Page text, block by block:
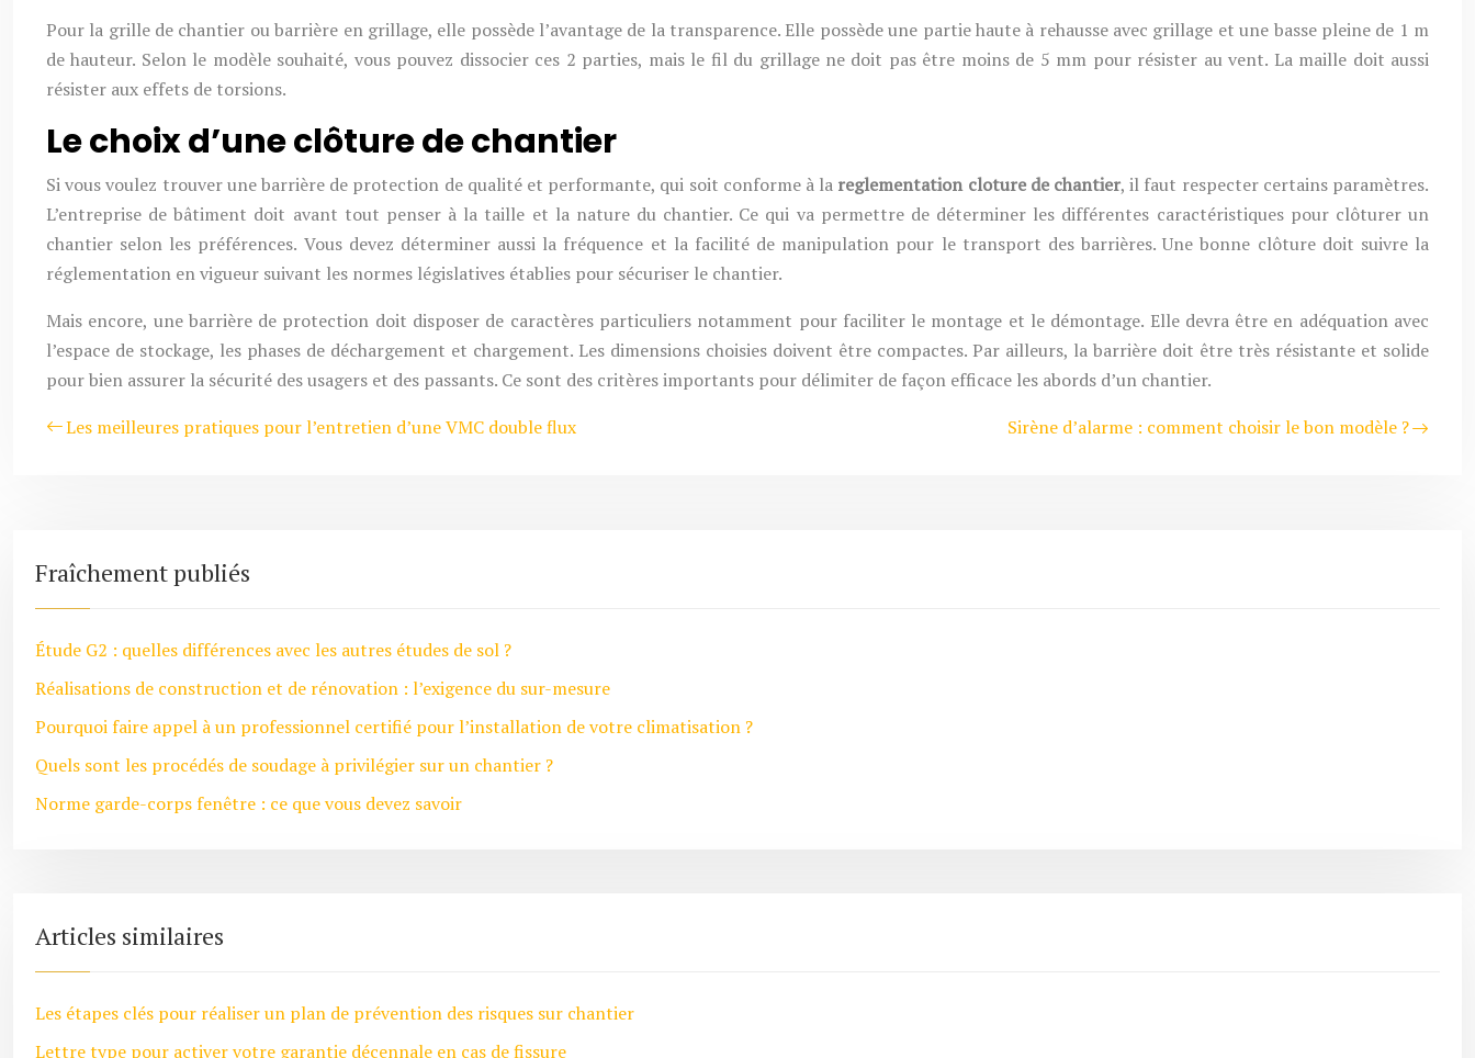
Pour la grille de chantier ou barrière en grillage, elle possède l’avantage de la transparence. Elle possède une partie haute à rehausse avec grillage et une basse pleine de 1 m
de hauteur. Selon le modèle souhaité, vous pouvez dissocier ces 2 parties, mais le fil du grillage ne doit pas être moins de 5 mm pour résister au vent. La maille doit aussi
résister aux effets de torsions.
Le choix d’une clôture de chantier
Si vous voulez trouver une barrière de protection de qualité et performante, qui soit conforme à la reglementation cloture de chantier, il faut respecter certains paramètres.
L’entreprise de bâtiment doit avant tout penser à la taille et la nature du chantier. Ce qui va permettre de déterminer les différentes caractéristiques pour clôturer un
chantier selon les préférences. Vous devez déterminer aussi la fréquence et la facilité de manipulation pour le transport des barrières. Une bonne clôture doit suivre la
réglementation en vigueur suivant les normes législatives établies pour sécuriser le chantier.
Mais encore, une barrière de protection doit disposer de caractères particuliers notamment pour faciliter le montage et le démontage. Elle devra être en adéquation avec
l’espace de stockage, les phases de déchargement et chargement. Les dimensions choisies doivent être compactes. Par ailleurs, la barrière doit être très résistante et solide
pour bien assurer la sécurité des usagers et des passants. Ce sont des critères importants pour délimiter de façon efficace les abords d’un chantier.
Les meilleures pratiques pour l’entretien d’une VMC double flux
Sirène d’alarme : comment choisir le bon modèle ?
Fraîchement publiés
Étude G2 : quelles différences avec les autres études de sol ?
Réalisations de construction et de rénovation : l’exigence du sur-mesure
Pourquoi faire appel à un professionnel certifié pour l’installation de votre climatisation ?
Quels sont les procédés de soudage à privilégier sur un chantier ?
Norme garde-corps fenêtre : ce que vous devez savoir
Articles similaires
Les étapes clés pour réaliser un plan de prévention des risques sur chantier
Lettre type pour activer votre garantie décennale en cas de fissure